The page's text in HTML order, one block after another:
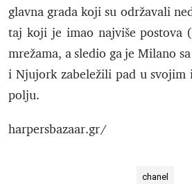
glavna grada koji su održavali
taj koji je imao najviše postova
mrežama, a sledio ga je Milano
i Njujork zabeležili pad u svojim
polju.
harpersbazaar.gr/
chanel